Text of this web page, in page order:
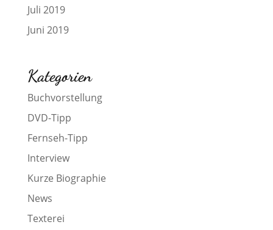
Juli 2019
Juni 2019
Kategorien
Buchvorstellung
DVD-Tipp
Fernseh-Tipp
Interview
Kurze Biographie
News
Texterei